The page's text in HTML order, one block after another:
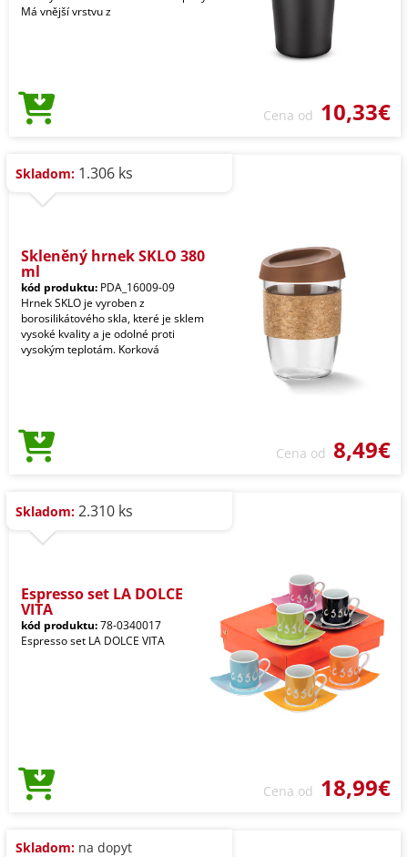
Má vnější vrstvu z
Cena od 10,33€
Skladom: 1.306 ks
Skleněný hrnek SKLO 380
ml
kód produktu: PDA_16009-09
Hrnek SKLO je vyroben z
borosilikátového skla, které je sklem
vysoké kvality a je odolné proti
vysokým teplotám. Korková
Cena od 8,49€
Skladom: 2.310 ks
Espresso set LA DOLCE
VITA
kód produktu:78-0340017
Espresso set LA DOLCE VITA
Cena od 18,99€
Skladom: na dopyt